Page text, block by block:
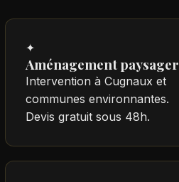
✦
Aménagement paysager
Intervention à Cugnaux et
communes environnantes.
Devis gratuit sous 48h.